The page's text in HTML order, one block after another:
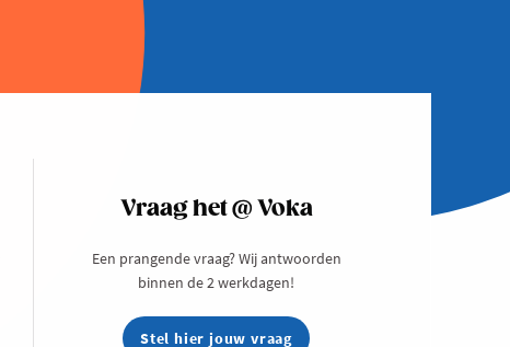
Vraag het @ Voka
Een prangende vraag? Wij antwoorden
binnen de 2 werkdagen!
Stel hier jouw vraag